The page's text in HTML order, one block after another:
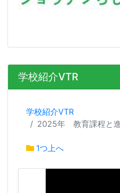
学校紹介VTR
学校紹介VTR
2025年 教育課程と
1つ上へ